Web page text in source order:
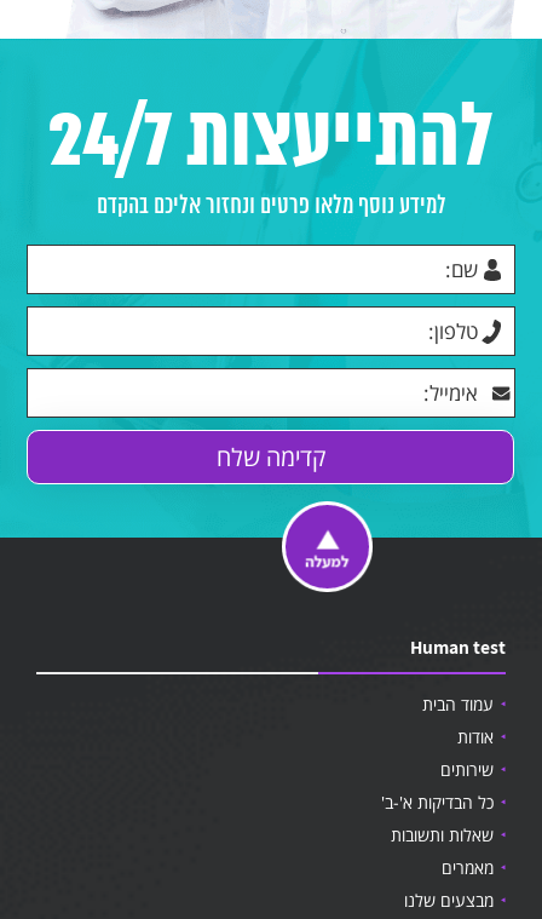
להתייעצות 24/7
למידע נוסף מלאו פרטים ונחזור אליכם בהקדם
Human test
עמוד הבית
אודות
שירותים
כל הבדיקות א'-ב'
שאלות ותשובות
מאמרים
מבצעים שלנו